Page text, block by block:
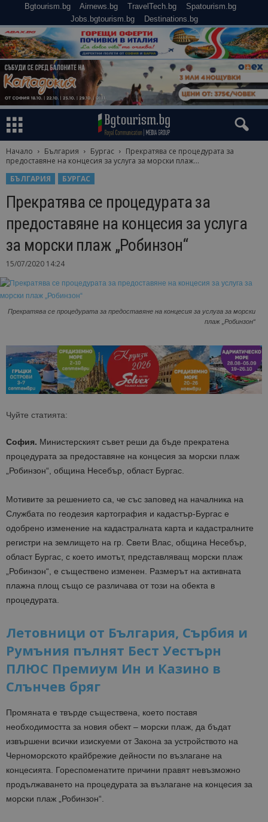
Bgtourism.bg Airnews.bg TravelTech.bg
Spatourism.bg
Jobs.bgtourism.bg
Destinations.bg
Начало България Бургас
Прекратява се процедурата за
предоставяне на концесия за услуга за морски плаж...
БЪЛГАРИЯ
БУРГАС
Прекратява се процедурата за
предоставяне на концесия за услуга
за морски плаж „Робинзон“
15/07/2020 14:24
Прекратява се процедурата за предоставяне на концесия за услуга за морски
плаж „Робинзон“
Чуйте статията:
София. Министерският съвет реши да бъде прекратена
процедурата за предоставяне на концесия за морски плаж
„Робинзон“, община Несебър, област Бургас.
Мотивите за решението са, че със заповед на началника на
Службата по геодезия картография и кадастър-Бургас е
одобрено изменение на кадастралната карта и кадастралните
регистри на землището на гр. Свети Влас, община Несебър,
област Бургас, с което имотът, представляващ морски плаж
„Робинзон“, е съществено изменен. Размерът на активната
плажна площ също се различава от този на обекта в
процедурата.
Летовници от България, Сърбия и
Румъния пълнят Бест Уестърн
ПЛЮС Премиум Ин и Казино в
Слънчев бряг
Промяната е твърде съществена, което поставя
необходимостта за новия обект – морски плаж, да бъдат
извършени всички изискуеми от Закона за устройството на
Черноморското крайбрежие дейности по възлагане на
концесията. Гореспоменатите причини правят невъзможно
продължаването на процедурата за възлагане на концесия за
морски плаж „Робинзон“.